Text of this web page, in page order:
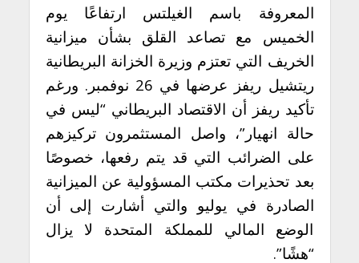
المعروفة باسم الغيلتس ارتفاعًا يوم
الخميس مع تصاعد القلق بشأن ميزانية
الخريف التي تعتزم وزيرة الخزانة البريطانية
ريتشيل ريفز عرضها في 26 نوفمبر. ورغم
تأكيد ريفز أن الاقتصاد البريطاني “ليس في
حالة انهيار”، واصل المستثمرون تركيزهم
على الضرائب التي قد يتم رفعها، خصوصًا
بعد تحذيرات مكتب المسؤولية عن الميزانية
الصادرة في يوليو والتي أشارت إلى أن
الوضع المالي للمملكة المتحدة لا يزال
“هشًا”.